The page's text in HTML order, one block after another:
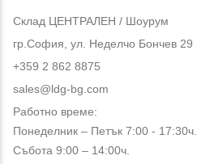
Склад ЦЕНТРАЛЕН / Шоурум
гр.София, ул. Неделчо Бончев 29
+359 2 862 8875
sales@ldg-bg.com
Работно време:
Понеделник – Петък 7:00 - 17:30ч.
Събота 9:00 – 14:00ч.